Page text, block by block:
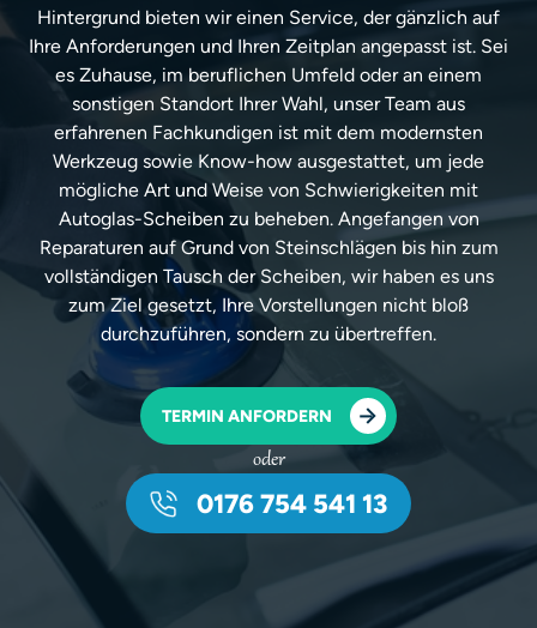
Hintergrund bieten wir einen Service, der gänzlich auf
Ihre Anforderungen und Ihren Zeitplan angepasst ist. Sei
es Zuhause, im beruflichen Umfeld oder an einem
sonstigen Standort Ihrer Wahl, unser Team aus
erfahrenen Fachkundigen ist mit dem modernsten
Werkzeug sowie Know-how ausgestattet, um jede
mögliche Art und Weise von Schwierigkeiten mit
Autoglas-Scheiben zu beheben. Angefangen von
Reparaturen auf Grund von Steinschlägen bis hin zum
vollständigen Tausch der Scheiben, wir haben es uns
zum Ziel gesetzt, Ihre Vorstellungen nicht bloß
durchzuführen, sondern zu übertreffen.
TERMIN ANFORDERN
oder
0176 754 541 13